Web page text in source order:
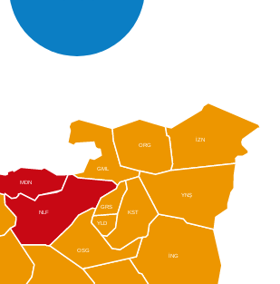
GML
İNG
İZN
MDN
ORG
YNŞ
NLF
OSG
YLD
GRS
KST